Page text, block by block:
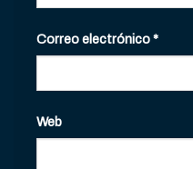
Correo electrónico*
Web